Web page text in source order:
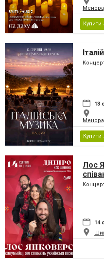
Купити
13
Купити
Лос
14